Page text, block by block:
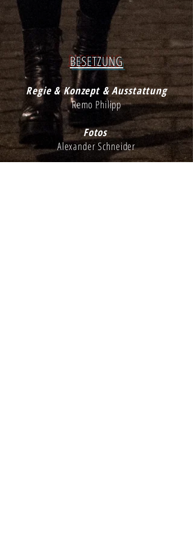
BESETZUNG
Regie & Konzept & Ausstattung
Remo Philipp
Fotos
Alexander Schneider